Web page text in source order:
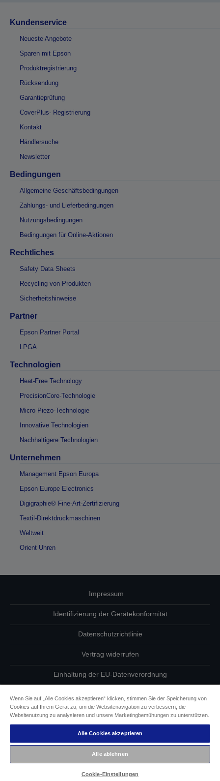
Kundenservice
Neueste Angebote
Sparen mit Epson
Produktregistrierung
Rücksendung
Garantieprüfung
CoverPlus- Registrierung
Kontakt
Händlersuche
Newsletter
Bedingungen
Allgemeine Geschäftsbedingungen
Zahlungs- und Lieferbedingungen
Nutzungsbedingungen
Bedingungen für Online-Aktionen
Rechtliches
Safety Data Sheets
Recycling von Produkten
Sicherheitshinweise
Partner
Epson Partner Portal
LPGA
Technologien
Heat-Free Technology
PrecisionCore-Technologie
Micro Piezo-Technologie
Innovative Technologien
Nachhaltigere Technologien
Unternehmen
Management Epson Europa
Epson Europe Electronics
Digigraphie® Fine-Art-Zertifizierung
Textil-Direktdruckmaschinen
Weltweit
Orient Uhren
Impressum
Identifizierung der Gerätekonformität
Datenschutzrichtlinie
Vertrag widerrufen
Einhaltung der EU-Datenverordnung
Informationen zu Cookies
Epson Engagement für Barrierefreiheit
Copyright © 2026 Seiko Epson
Wenn Sie auf „Alle Cookies akzeptieren“ klicken, stimmen Sie der Speicherung von
Cookies auf Ihrem Gerät zu, um die Websitenavigation zu verbessern, die
Websitenutzung zu analysieren und unsere Marketingbemühungen zu unterstützen.
Alle Cookies akzeptieren
Alle ablehnen
Cookie-Einstellungen